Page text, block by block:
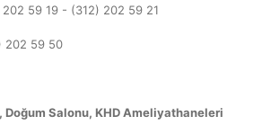
202 59 19 - (312) 202 59 21
202 59 50
Salonu, KHD Ameliyathaneleri